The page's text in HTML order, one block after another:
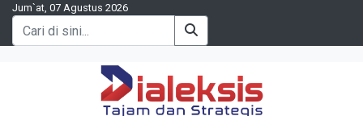
Jum`at, 07 Agustus 2026